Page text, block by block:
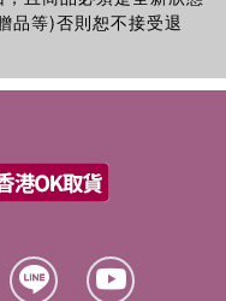
品等)否則恕不接受退